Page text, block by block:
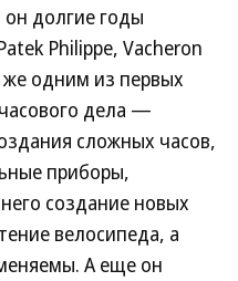
он долгие годы
Philippe, Vacheron
одним из первых
дела —
сложных часов,
приборы,
создание новых
велосипеда, а
А еще он